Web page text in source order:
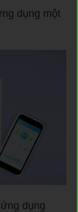
dụng một
dụng